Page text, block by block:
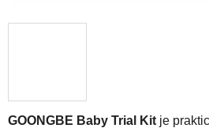
GOONGBE Baby Trial Kit je